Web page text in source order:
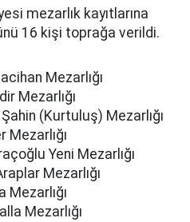
mezarlık kayıtlarına
16 kişi toprağa verildi.
Mezarlığı
Mezarlığı
(Kurtuluş) Mezarlığı
Mezarlığı
Yeni Mezarlığı
Mezarlığı
Mezarlığı
Mezarlığı